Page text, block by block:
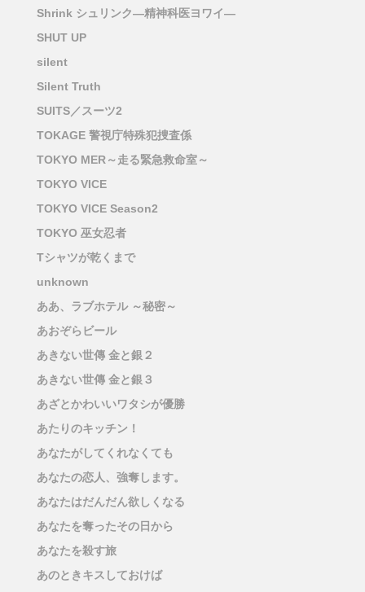
Shrink シュリンク―精神科医ヨワイ―
SHUT UP
silent
Silent Truth
SUITS／スーツ2
TOKAGE 警視庁特殊犯捜査係
TOKYO MER～走る緊急救命室～
TOKYO VICE
TOKYO VICE Season2
TOKYO 巫女忍者
Tシャツが乾くまで
unknown
ああ、ラブホテル ～秘密～
あおぞらビール
あきない世傳 金と銀２
あきない世傳 金と銀３
あざとかわいいワタシが優勝
あたりのキッチン！
あなたがしてくれなくても
あなたの恋人、強奪します。
あなたはだんだん欲しくなる
あなたを奪ったその日から
あなたを殺す旅
あのときキスしておけば